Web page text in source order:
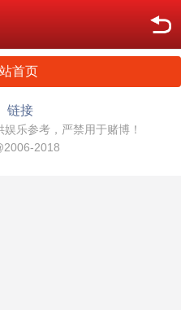
首页
链接
乐参考，严禁用于赌博！
2018